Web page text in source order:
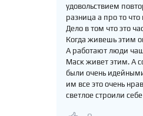
удовольствием
разница а про то
Дело в том что это
Когда живешь этим
А работают люди
Маск живет этим. А
были очень
им все это очень
светлое строили